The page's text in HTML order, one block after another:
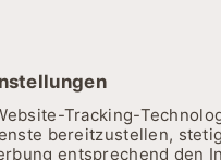
Datenschutz